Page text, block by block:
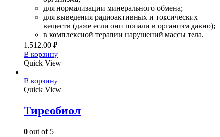
для нормализации минерального обмена;
для выведения радиоактивных и токсических
веществ (даже если они попали в организм давно);
в комплексной терапии нарушений массы тела.
1,512.00 ₽
В корзину
Quick View
В корзину
Quick View
Тиреобиол
0 out of 5